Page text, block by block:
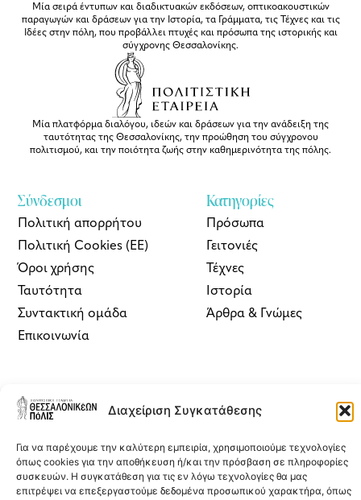
Διαχείριση Συγκατάθεσης
Για να παρέχουμε την καλύτερη εμπειρία, χρησιμοποιούμε τεχνολογίες
όπως cookies για την αποθήκευση ή/και την πρόσβαση σε πληροφορίες
συσκευών. Η συγκατάθεση για τις εν λόγω τεχνολογίες θα μας
επιτρέψει να επεξεργαστούμε δεδομένα προσωπικού χαρακτήρα, όπως
Μία σειρά έντυπων και διαδικτυακών εκδόσεων, οπτικοακουστικών
παραγωγών και δράσεων για την Ιστορία, τα Γράμματα, τις Τέχνες και τις
Ιδέες στην πόλη, που προβάλλει πτυχές και πρόσωπα της ιστορικής και
σύγχρονης Θεσσαλονίκης.
Μία πλατφόρμα διαλόγου, ιδεών και δράσεων για την ανάδειξη της
ταυτότητας της Θεσσαλονίκης, την προώθηση του σύγχρονου
πολιτισμού, και την ποιότητα ζωής στην καθημερινότητα της πόλης.
Σύνδεσμοι
Πολιτική απορρήτου
Πολιτική Cookies (ΕΕ)
Όροι χρήσης
Ταυτότητα
Συντακτική ομάδα
Επικοινωνία
Κατηγορίες
Πρόσωπα
Γειτονιές
Τέχνες
Ιστορία
Άρθρα & Γνώμες
Εγγραφείτε στο newsletter τουΘεσσαλονικέων Πόλις
δωρεάν για να
λαμβάνετε στο inbox σας πρωτογενή ρεπορτάζ για την πόλη, άρθρα,
συνεντεύξεις και επιλογές από την έντυπη και διαδικτυακή έκδοση
του περιοδικού.